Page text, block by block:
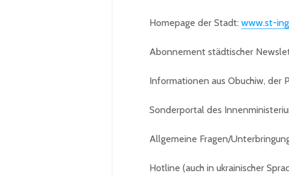
Homepage der Stadt: www.st-
Abonnement städtischer
Informationen aus Obuchiw, der
Sonderportal des
Allgemeine Fragen/
Hotline (auch in ukrainischer